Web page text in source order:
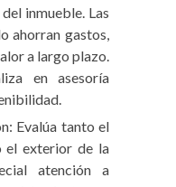
inmueble. Las
ahorran gastos,
a largo plazo.
en asesoría
Evalúa tanto el
el exterior de la
atención a